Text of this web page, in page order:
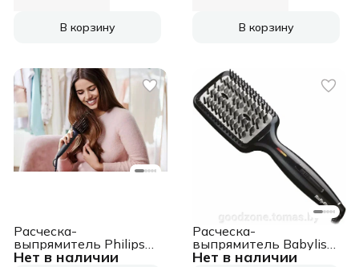
В корзину В корзину
Нет в наличии
Расческа-
выпрямитель Philips
BHH885/00 черный/
Нет в наличии
Расческа-
выпрямитель Babyliss
HSB101E черный